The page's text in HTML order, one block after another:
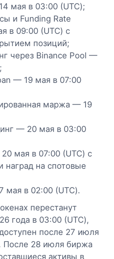
мая в 03:00 (UTC);
и Funding Rate
в 09:00 (UTC) с
позиций;
через Binance Pool —
— 19 мая в 07:00
маржа — 19
— 20 мая в 03:00
мая в 07:00 (UTC) с
наград на спотовые
мая в 02:00 (UTC).
перестанут
года в 03:00 (UTC),
после 27 июля
После 28 июля биржа
активы в